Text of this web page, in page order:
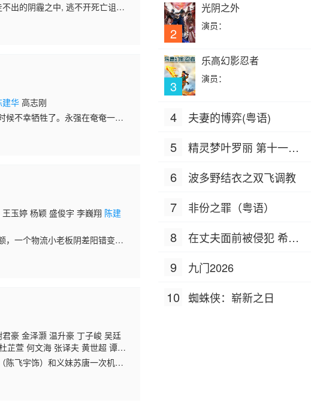
出的阴霾之中, 逃不开死亡诅
来自木偶的诅咒，还是亡魂的
建华 高志刚
候不幸牺牲了。永强在奄奄一息
这几年里一直照顾着永强一家
玉婷 杨颖 盛俊宇 李巍翔 陈建
，一个物流小老板阴差阳错变成
手后一直不敢找对象，单身狗
辣，她和爱人是一对很好的恋
豪 金泽灏 温升豪 丁子峻 吴廷
芷萱 何文海 张译夫 黄世超 谭咏
鹤 杨琪嘉 朱荣荣 胡竣祺 姜皓
黄世亮 钱逢锃 方芊依 朱博霖 张
陈飞宇饰）和义妹苏唐一次机会
气的大师兄西凡（熊梓淇饰 ）
2
光阴之外
演员：
3
乐高幻影忍者
演员：
4 夫妻的博弈(粤语)
5
精灵梦叶罗丽 第十一季
6 波多野结衣之双飞调教
7 非份之罪（粤语）
8
在丈夫面前被侵犯 希岛
9 九门2026
10 蜘蛛侠：崭新之日